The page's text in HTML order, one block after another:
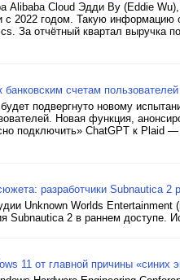
Alibaba Cloud Эдди Ву (Eddie
2022 годом. Такую информацию
За отчётный квартал выручка
банковским счетам
подвергнуто новому
Новая функция,
подключить» ChatGPT к
разработчики Subnautica
Unknown Worlds
Subnautica 2 в раннем доступе.
11 от главной причины «синих